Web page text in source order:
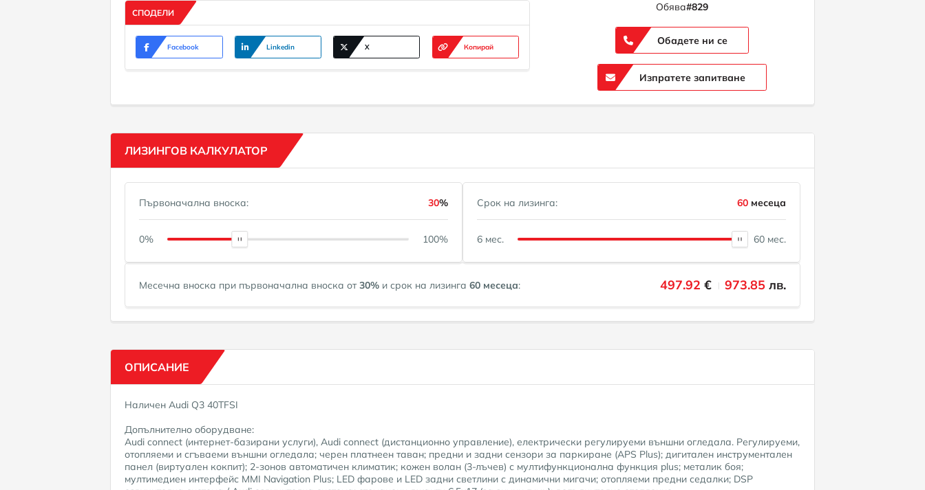
СПОДЕЛИ
Facebook Linkedin X Копирай
Обява#829
Обадете ни се
Изпратете запитване
ЛИЗИНГОВ КАЛКУЛАТОР
Първоначална вноска: 30%
0% 100%
Срок на лизинга: 60 месеца
6 мес. 60 мес.
Месечна вноска при първоначална вноска от30% и срок на лизинга 60 месеца: 497.92 € 973.85 лв.
ОПИСАНИЕ
Наличен Audi Q3 40TFSI
Допълнително оборудване:
Audi connect (интернет-базирани услуги), Audi connect (дистанционно управление), електрически регулируеми външни огледала. Регулируеми,
отопляеми и сгъваеми външни огледала; черен платнеен таван; предни и задни сензори за паркиране (APS Plus); дигитален инструментален
панел (виртуален кокпит); 2-зонов автоматичен климатик; кожен волан (3-лъчев) с мултифункционална функция plus; металик боя;
мултимедиен интерфейс MMI Navigation Plus; LED фарове и LED задни светлини с динамични мигачи; отопляеми предни седалки; DSP